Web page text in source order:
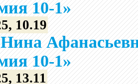
10-1»
10.19
10-1»
13.11